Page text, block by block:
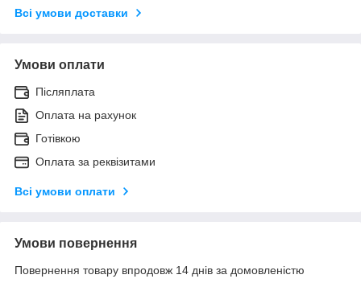
Всі умови доставки
Умови оплати
Післяплата
Оплата на рахунок
Готівкою
Оплата за реквізитами
Всі умови оплати
Умови повернення
Повернення товару впродовж 14 днів за домовленістю